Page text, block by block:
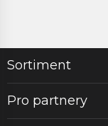
Sortiment
Pro partnery